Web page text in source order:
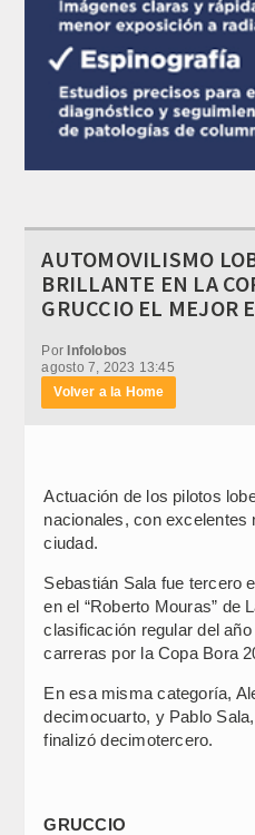
AUTOMOVILISMO
BRILLANTE EN LA
GRUCCIO EL MEJOR
PorInfolobos
agosto 7, 2023 13:45
Volver a la Home
Actuación de los pilotos
nacionales, con excelentes
ciudad.
Sebastián Sala fue tercero
en el “Roberto Mouras” de
clasificación regular del
carreras por la Copa Bora
En esa misma categoría,
decimocuarto, y Pablo
finalizó decimotercero.
GRUCCIO